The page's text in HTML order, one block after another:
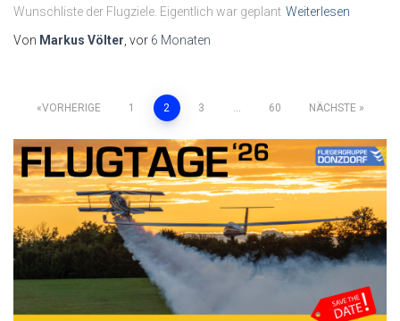
Wunschliste der Flugziele. Eigentlich war geplant Weiterlesen
Von Markus Völter , vor 6 Monaten
Seitennummerierung
der
Beiträge
VORHERIGE 1 2 3 60 NÄCHSTE